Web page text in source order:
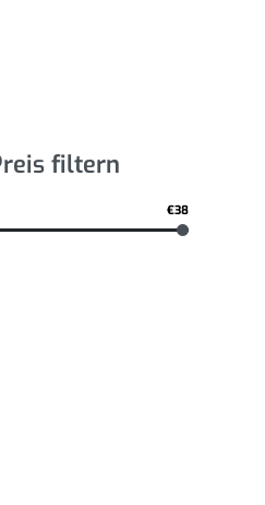
filtern
€38